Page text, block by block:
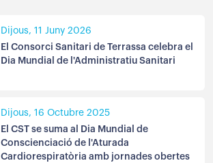
Dijous, 11 Juny 2026
El Consorci Sanitari de Terrassa celebra el
Dia Mundial de l'Administratiu Sanitari
Dijous, 16 Octubre 2025
El CST se suma al Dia Mundial de
Conscienciació de l'Aturada
Cardiorespiratòria amb jornades obertes